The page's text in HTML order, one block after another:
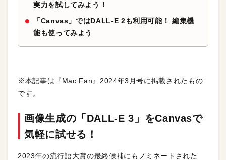
実力を試してみよう！
「Canvas」ではDALL-E 2も利用可能！ 編集機
能も使ってみよう
※本記事は『Mac Fan』2024年3月号に掲載されたもの
です。
画像生成の「DALL-E 3」をCanvasで
気軽に試せる！
2023年の流行語大賞の最終候補にもノミネートされた